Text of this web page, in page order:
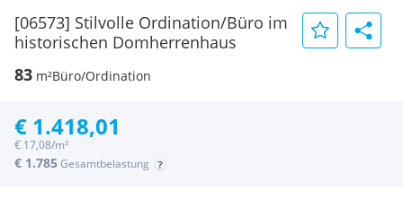
[06573] Stilvolle Ordination/Büro im
historischen Domherrenhaus
83 m²Büro/Ordination
€ 1.418,01
€ 17,08/m²
€ 1.785Gesamtbelastung